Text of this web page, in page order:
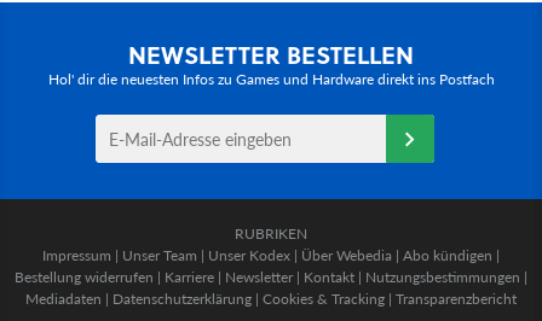
NEWSLETTER BESTELLEN
Hol' dir die neuesten Infos zu Games und Hardware direkt ins Postfach
RUBRIKEN
Impressum | Unser Team | Unser Kodex | Über Webedia | Abo kündigen |
Bestellung widerrufen | Karriere | Newsletter | Kontakt | Nutzungsbestimmungen |
Mediadaten | Datenschutzerklärung | Cookies & Tracking | Transparenzbericht